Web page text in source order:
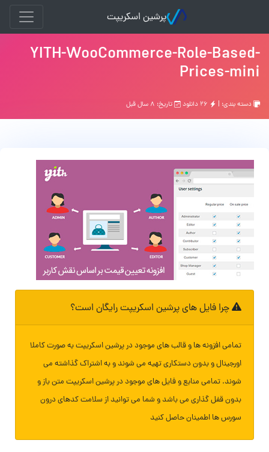
پرشین اسکریپت
YITH-WooCommerce-Role-Based-
Prices-mini
دسته بندی: | تاریخ: ۸ سال قبل
چرا فایل های پرشین اسکریپت رایگان است؟
تمامی افزونه ها و قالب های موجود در پرشین اسکریپت به صورت کاملا
اورجینال و بدون دستکاری تهیه می شوند و به اشتراک گذاشته می
شوند. تمامی منابع و فایل های موجود در پرشین اسکریپت متن باز و
بدون قفل گذاری می باشد و شما می توانید از سلامت کدهای درون
سورس ها اطمینان حاصل کنید